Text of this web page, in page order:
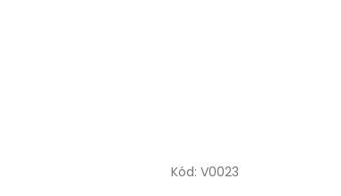
Kód: V0023